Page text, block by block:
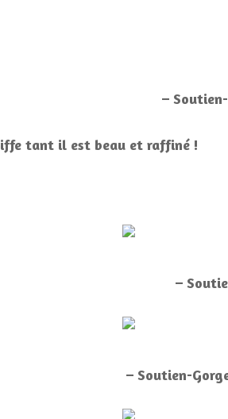
–
tant il est beau et raffiné !
–
– Soutien-